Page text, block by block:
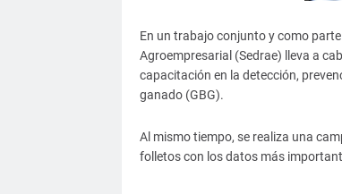
En un trabajo conjunto y como
Agroempresarial (Sedrae) lleva a
capacitación en la detección,
ganado (GBG).
Al mismo tiempo, se realiza una
folletos con los datos más